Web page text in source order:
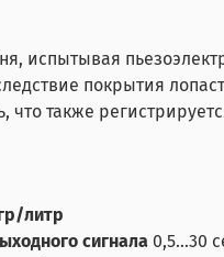
испытывая
покрытия
также
литр
сигнала 0,5…30